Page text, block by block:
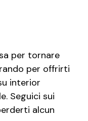
per tornare
per offrirti
interior
Seguici sui
alcun